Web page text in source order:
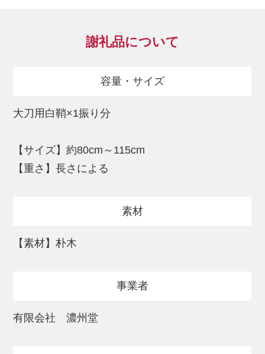
いたします。
ってみてはいかがでしょうか。
※外装を製作する御刀は弊社までお持ち込
く必要がございます。
負担となりますので予めご了承ください。
りますが、作業の関係で多少なりヒケが出
謝礼品について
容量・サイズ
大刀用白鞘×1振り分
【サイズ】約80cm～115cm
【重さ】長さによる
素材
【素材】朴木
事業者
有限会社 濃州堂